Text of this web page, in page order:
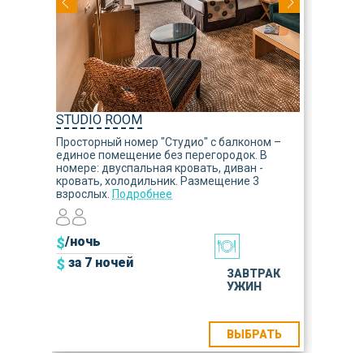
STUDIO ROOM
Просторный номер "Студио" с балконом –
единое помещение без перегородок. В
номере: двуспальная кровать, диван -
кровать, холодильник. Размещение 3
взрослых. Подробнее
$/ночь
$ за 7 ночей
ЗАВТРАК
УЖИН
ВЫБРАТЬ